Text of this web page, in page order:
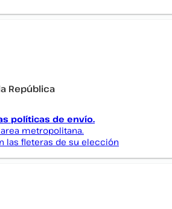
República
políticas de envío.
metropolitana.
las fleteras de su elección